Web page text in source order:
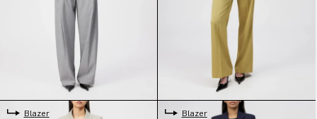
Blazer Blazer